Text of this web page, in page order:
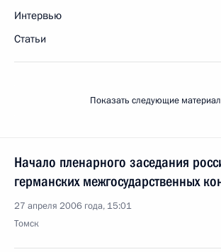
Интервью
Статьи
Показать следующие
Начало пленарного заседания
германских межгосударственных
27 апреля 2006 года, 15:01
Томск